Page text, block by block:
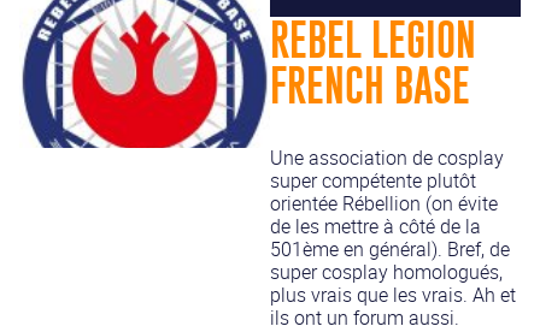
REBEL LEGION
FRENCH BASE
Une association de cosplay
super compétente plutôt
orientée Rébellion (on évite
de les mettre à côté de la
501ème en général). Bref, de
super cosplay homologués,
plus vrais que les vrais. Ah et
ils ont un forum aussi.